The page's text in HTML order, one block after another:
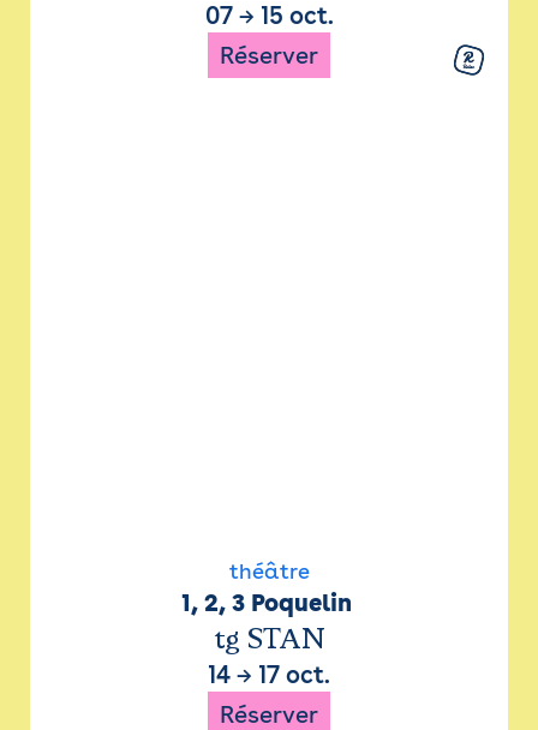
07→ 15 oct.
Réserver
théâtre
1, 2, 3 Poquelin
tg STAN
14 → 17 oct.
Réserver